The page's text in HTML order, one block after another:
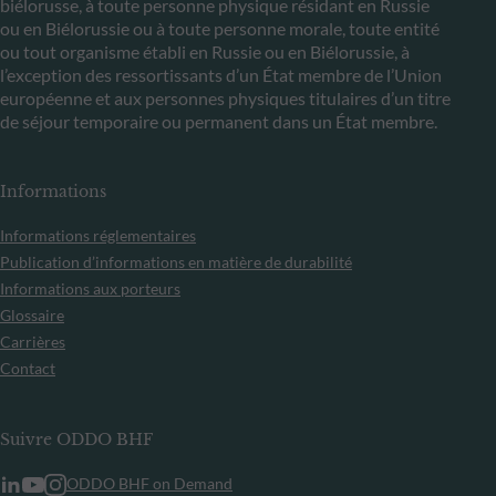
biélorusse, à toute personne physique résidant en Russie
ou en Biélorussie ou à toute personne morale, toute entité
ou tout organisme établi en Russie ou en Biélorussie, à
l’exception des ressortissants d’un État membre de l’Union
européenne et aux personnes physiques titulaires d’un titre
de séjour temporaire ou permanent dans un État membre.
Informations
Informations réglementaires
Publication d’informations en matière de durabilité
Informations aux porteurs
Glossaire
Carrières
Contact
Suivre ODDO BHF
ODDO BHF on Demand